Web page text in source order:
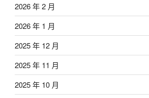
2026 年 2 月
2026 年 1 月
2025 年 12 月
2025 年 11 月
2025 年 10 月